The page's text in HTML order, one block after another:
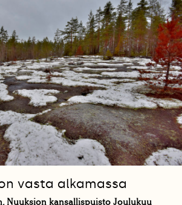
vasta alkamassa
Nuuksion kansallispuisto Joulukuu